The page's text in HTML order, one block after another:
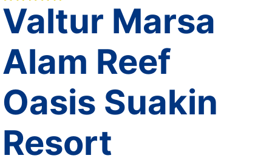
Valtur Marsa
Alam Reef
Oasis Suakin
Resort